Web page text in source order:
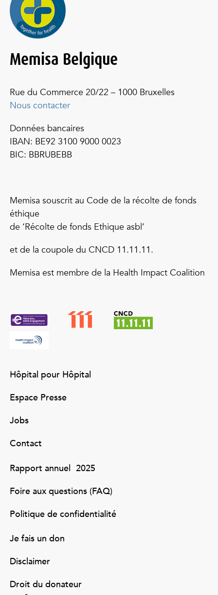
Memisa Belgique
Rue du Commerce 20/22 – 1000 Bruxelles
Nous contacter
Données bancaires
IBAN: BE92 3100 9000 0023
BIC: BBRUBEBB
Memisa souscrit au Code de la récolte de fonds
éthique
de ‘Récolte de fonds Ethique asbl’
et de la coupole du CNCD 11.11.11.
Memisa est membre de la Health Impact Coalition
Hôpital pour Hôpital
Espace Presse
Jobs
Contact
Rapport annuel 2025
Foire aux questions (FAQ)
Politique de confidentialité
Je fais un don
Disclaimer
Droit du donateur